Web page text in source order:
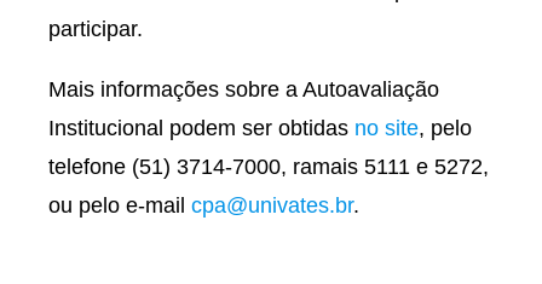
participar.
Mais informações sobre a Autoavaliação
Institucional podem ser obtidas no site, pelo
telefone (51) 3714-7000, ramais 5111 e 5272,
ou pelo e-mail cpa@univates.br.